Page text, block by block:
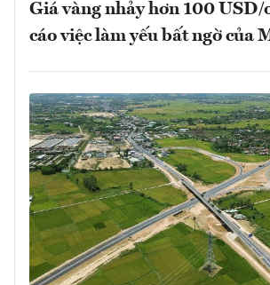
Giá vàng nhảy hơn 100 USD/
cáo việc làm yếu bất ngờ của